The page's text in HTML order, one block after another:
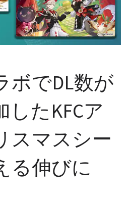
ボでDL数が
たKFCア
スマスシー
る伸びに